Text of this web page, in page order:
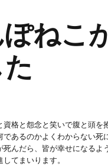
ねこ
資格と怨念と笑いで腹と頭を
であるのかよくわからない死
死んだら、皆が幸せになるよ
てまいります。